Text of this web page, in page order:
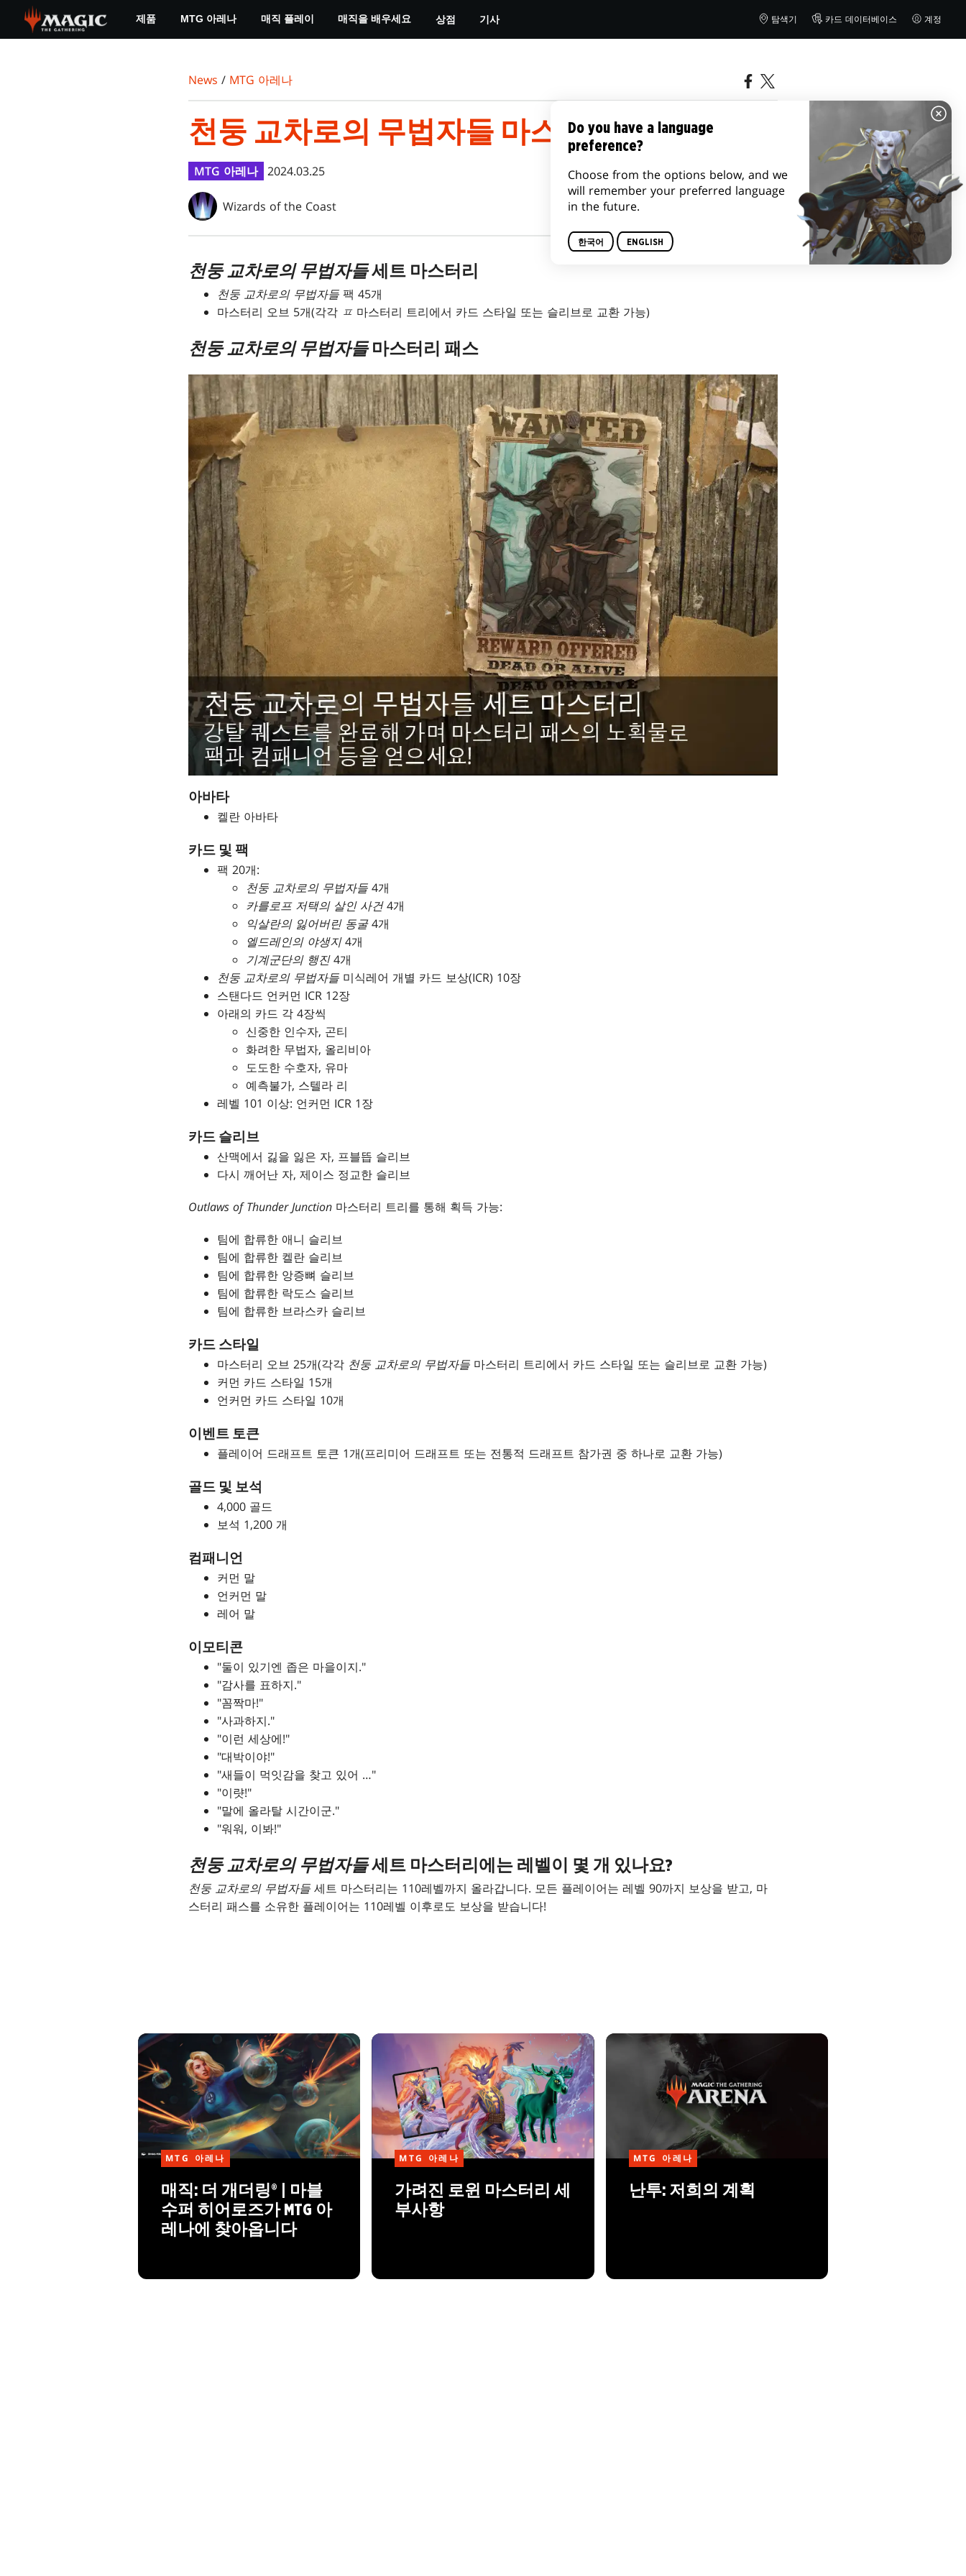
main
제품 MTG 아레나 매직 플레이 매직을 배우세요 상점 기사 탐색기 카드 데이터베이스 계정
News / MTG 아레나
천둥 교차로의 무법자들 마스터리 세부 정보
MTG 아레나 2024.03.25
Wizards of the Coast
천둥 교차로의 무법자들세트 마스터리
천둥 교차로의 무법자들 팩 45개
마스터리 오브 5개(각각 ㅍ 마스터리 트리에서 카드 스타일 또는 슬리브로 교환 가능)
천둥 교차로의 무법자들마스터리 패스
아바타
켈란 아바타
카드 및 팩
팩 20개:
천둥 교차로의 무법자들 4개
카를로프 저택의 살인 사건4개
익살란의 잃어버린 동굴4개
엘드레인의 야생지4개
기계군단의 행진4개
천둥 교차로의 무법자들 미식레어 개별 카드 보상(ICR) 10장
스탠다드 언커먼 ICR 12장
아래의 카드 각 4장씩
신중한 인수자, 곤티
화려한 무법자, 올리비아
도도한 수호자, 유마
예측불가, 스텔라 리
레벨 101 이상: 언커먼 ICR 1장
카드 슬리브
산맥에서 긿을 잃은 자, 프블뜹 슬리브
다시 깨어난 자, 제이스 정교한 슬리브
Outlaws of Thunder Junction 마스터리 트리를 통해 획득 가능:
팀에 합류한 애니 슬리브
팀에 합류한 켈란 슬리브
팀에 합류한 앙증뼈 슬리브
팀에 합류한 락도스 슬리브
팀에 합류한 브라스카 슬리브
카드 스타일
마스터리 오브 25개(각각 천둥 교차로의 무법자들 마스터리 트리에서 카드 스타일 또는 슬리브로 교환 가능)
커먼 카드 스타일 15개
언커먼 카드 스타일 10개
이벤트 토큰
플레이어 드래프트 토큰 1개(프리미어 드래프트 또는 전통적 드래프트 참가권 중 하나로 교환 가능)
골드 및 보석
4,000 골드
보석 1,200 개
컴패니언
커먼 말
언커먼 말
레어 말
이모티콘
"둘이 있기엔 좁은 마을이지."
"감사를 표하지."
"꼼짝마!"
"사과하지."
"이런 세상에!"
"대박이야!"
"새들이 먹잇감을 찾고 있어 …"
"이럇!"
"말에 올라탈 시간이군."
"워워, 이봐!"
천둥 교차로의 무법자들세트 마스터리에는 레벨이 몇 개 있나요?
천둥 교차로의 무법자들 세트 마스터리는 110레벨까지 올라갑니다. 모든 플레이어는 레벨 90까지 보상을 받고, 마
스터리 패스를 소유한 플레이어는 110레벨 이후로도 보상을 받습니다!
MTG 아레나
매직: 더 개더링® | 마블
수퍼 히어로즈가 MTG 아
레나에 찾아옵니다
MTG 아레나
가려진 로윈 마스터리 세
부사항
MTG 아레나
난투: 저희의 계획
Do you have a language
preference?
Choose from the options below, and we
will remember your preferred language
in the future.
한국어 ENGLISH